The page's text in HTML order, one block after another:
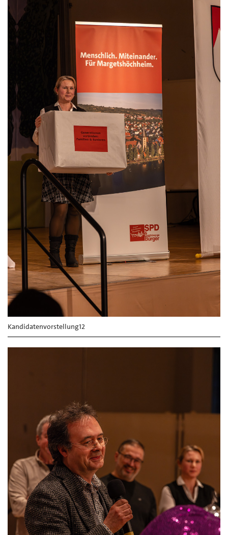
Kandidatenvorstellung12